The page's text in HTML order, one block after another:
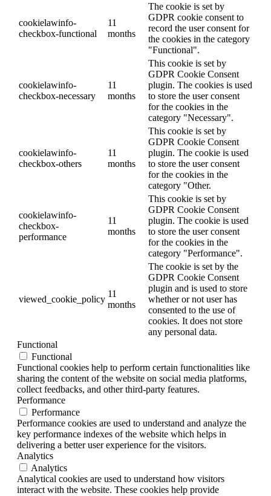
cookielawinfo-
checkbox-functional
11
months
The cookie is set by
GDPR cookie consent to
record the user consent for
the cookies in the category
"Functional".
cookielawinfo-
checkbox-necessary
11
months
This cookie is set by
GDPR Cookie Consent
plugin. The cookies is used
to store the user consent
for the cookies in the
category "Necessary".
cookielawinfo-
checkbox-others
11
months
This cookie is set by
GDPR Cookie Consent
plugin. The cookie is used
to store the user consent
for the cookies in the
category "Other.
cookielawinfo-
checkbox-
performance
11
months
This cookie is set by
GDPR Cookie Consent
plugin. The cookie is used
to store the user consent
for the cookies in the
category "Performance".
viewed_cookie_policy
11
months
The cookie is set by the
GDPR Cookie Consent
plugin and is used to store
whether or not user has
consented to the use of
cookies. It does not store
any personal data.
Functional
Functional
Functional cookies help to perform certain functionalities like
sharing the content of the website on social media platforms,
collect feedbacks, and other third-party features.
Performance
Performance
Performance cookies are used to understand and analyze the
key performance indexes of the website which helps in
delivering a better user experience for the visitors.
Analytics
Analytics
Analytical cookies are used to understand how visitors
interact with the website. These cookies help provide